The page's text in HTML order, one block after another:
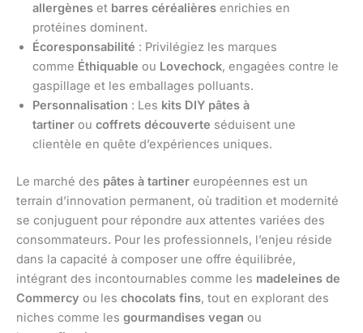
allergènes et barres céréalières enrichies en
protéines dominent.
Écoresponsabilité : Privilégiez les marques
comme Éthiquable ou Lovechock, engagées contre le
gaspillage et les emballages polluants.
Personnalisation : Les kits DIY pâtes à
tartiner ou coffrets découverte séduisent une
clientèle en quête d’expériences uniques.
Le marché des pâtes à tartiner européennes est un
terrain d’innovation permanent, où tradition et modernité
se conjuguent pour répondre aux attentes variées des
consommateurs. Pour les professionnels, l’enjeu réside
dans la capacité à composer une offre équilibrée,
intégrant des incontournables comme les madeleines de
Commercy ou les chocolats fins, tout en explorant des
niches comme les gourmandises vegan ou